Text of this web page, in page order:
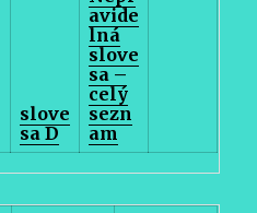
slove
sa D
avide
lná
slove
sa –
celý
sezn
am